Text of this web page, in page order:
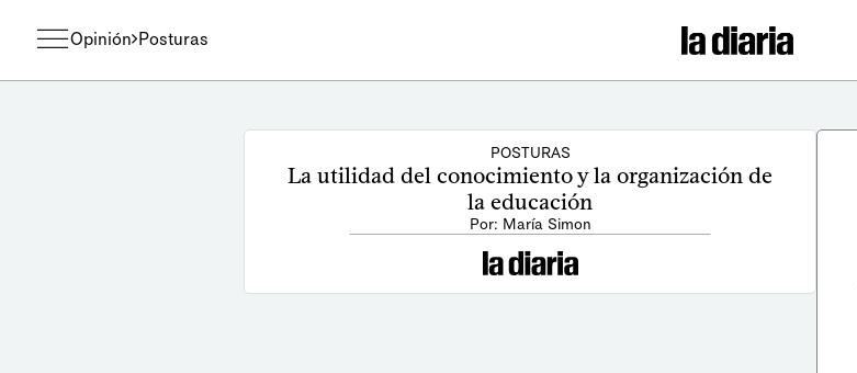
Opinión Posturas
POSTURAS
La utilidad del conocimiento y la organización de
la educación
Por: María Simon